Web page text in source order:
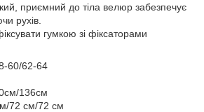
приємний до тіла велюр забезпечує
рухів.
гумкою зі фіксаторами
60/62-64
136см
72 см/72 см